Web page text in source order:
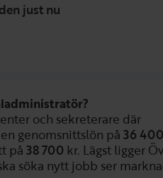
just nu
och sekreterare där
genomsnittslön på 36 400
på 38 700 kr. Lägst ligger
söka nytt jobb ser